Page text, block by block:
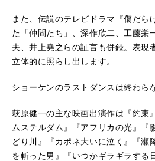
また、伝説のテレビドラマ『傷だら
た「仲間たち」、深作欣二、工藤栄
夫、井上堯之らの証言も併録。表現
立体的に照らし出します。
ショーケンのラストダンスは終わら
萩原健一の主な映画出演作は『約束
ムステルダム』『アフリカの光』『
どり川』『カポネ大いに泣く』『瀬
を斬った男』『いつかギラギラする